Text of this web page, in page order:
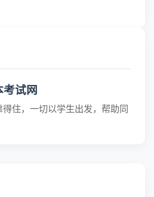
考试网
住，一切以学生出发，帮助同